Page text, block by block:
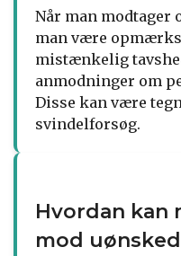
Når man modtager
man være
mistænkelig
anmodninger om
Disse kan være
svindelforsøg.
Hvordan kan
mod